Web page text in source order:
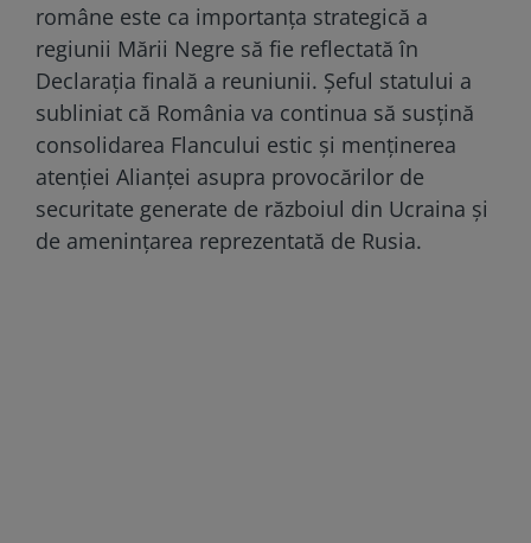
române este ca importanța strategică a
regiunii Mării Negre să fie reflectată în
Declarația finală a reuniunii. Șeful statului a
subliniat că România va continua să susțină
consolidarea Flancului estic și menținerea
atenției Alianței asupra provocărilor de
securitate generate de războiul din Ucraina și
de amenințarea reprezentată de Rusia.